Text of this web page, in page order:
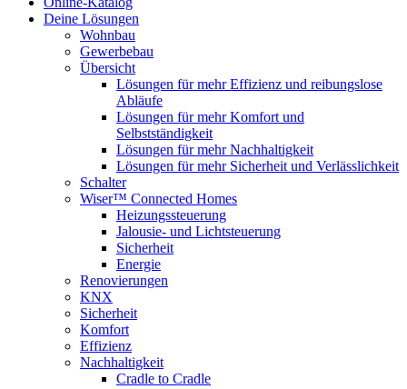
Deine Lösungen
Wohnbau
Gewerbebau
Übersicht
Lösungen für mehr Effizienz und reibungslose
Abläufe
Lösungen für mehr Komfort und
Selbstständigkeit
Lösungen für mehr Nachhaltigkeit
Lösungen für mehr Sicherheit und Verlässlichkeit
Schalter
Wiser™ Connected Homes
Heizungssteuerung
Jalousie- und Lichtsteuerung
Sicherheit
Energie
Renovierungen
KNX
Sicherheit
Komfort
Effizienz
Nachhaltigkeit
Cradle to Cradle